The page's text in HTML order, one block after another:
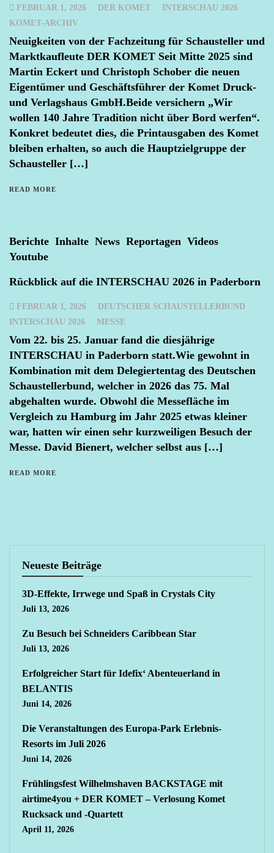
FEBRUAR 1, 2026 DER KOMET
INTERSCHAU 2026
KOMET-ARCHIV
Neuigkeiten von der Fachzeitung für Schausteller und
Marktkaufleute DER KOMET Seit Mitte 2025 sind
Martin Eckert und Christoph Schober die neuen
Eigentümer und Geschäftsführer der Komet Druck-
und Verlagshaus GmbH.Beide versichern „Wir
wollen 140 Jahre Tradition nicht über Bord werfen“.
Konkret bedeutet dies, die Printausgaben des Komet
bleiben erhalten, so auch die Hauptzielgruppe der
Schausteller […]
READ MORE
Berichte Inhalte News Reportagen Videos
Youtube
Rückblick auf die INTERSCHAU 2026 in Paderborn
FEBRUAR 1, 2026
DEUTSCHER SCHAUSTELLERBUND
INTERSCHAU 2026
MESSE
Vom 22. bis 25. Januar fand die diesjährige
INTERSCHAU in Paderborn statt.Wie gewohnt in
Kombination mit dem Delegiertentag des Deutschen
Schaustellerbund, welcher in 2026 das 75. Mal
abgehalten wurde. Obwohl die Messefläche im
Vergleich zu Hamburg im Jahr 2025 etwas kleiner
war, hatten wir einen sehr kurzweiligen Besuch der
Messe. David Bienert, welcher selbst aus […]
READ MORE
Neueste Beiträge
3D-Effekte, Irrwege und Spaß in Crystals City
Juli 13, 2026
Zu Besuch bei Schneiders Caribbean Star
Juli 13, 2026
Erfolgreicher Start für Idefix‘ Abenteuerland in
BELANTIS
Juni 14, 2026
Die Veranstaltungen des Europa-Park Erlebnis-
Resorts im Juli 2026
Juni 14, 2026
Frühlingsfest Wilhelmshaven BACKSTAGE mit
airtime4you + DER KOMET – Verlosung Komet
Rucksack und -Quartett
April 11, 2026